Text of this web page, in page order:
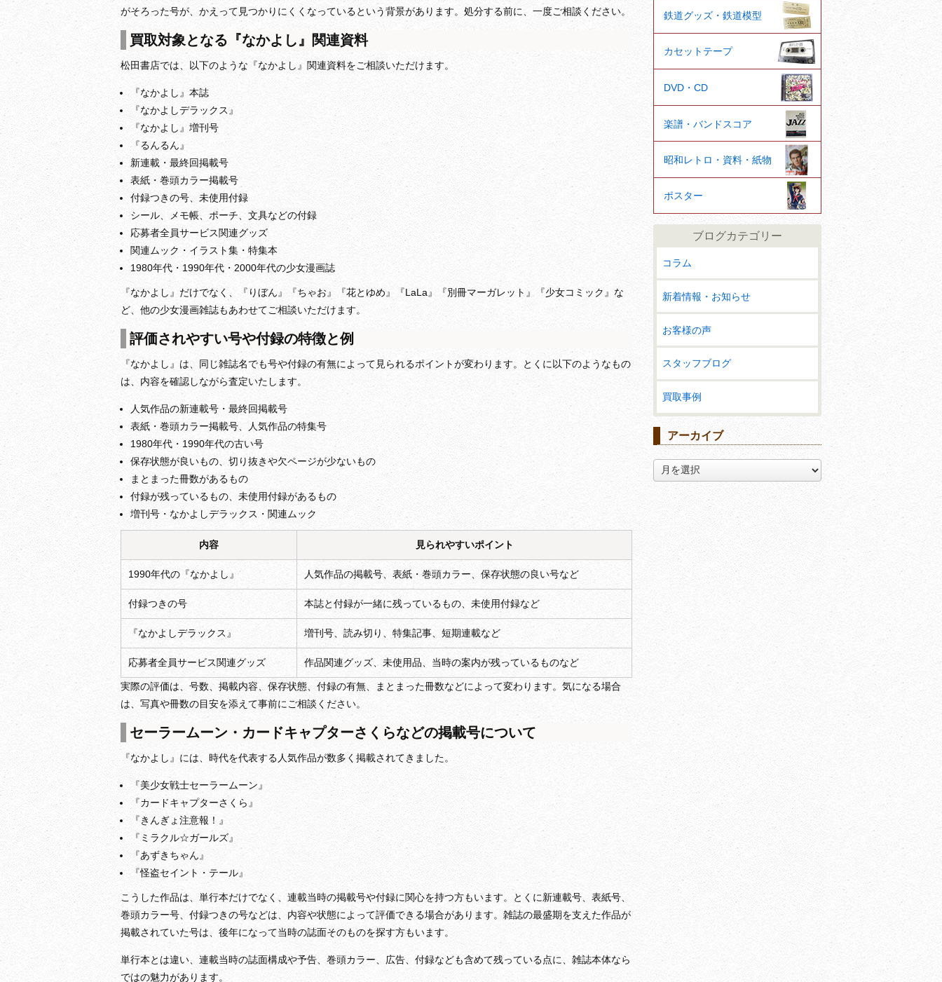
がそろった号が、かえって見つかりにくくなっているという背景があります。処分する前に、一度ご相談ください。
買取対象となる『なかよし』関連資料
松田書店では、以下のような『なかよし』関連資料をご相談いただけます。
『なかよし』本誌
『なかよしデラックス』
『なかよし』増刊号
『るんるん』
新連載・最終回掲載号
表紙・巻頭カラー掲載号
付録つきの号、未使用付録
シール、メモ帳、ポーチ、文具などの付録
応募者全員サービス関連グッズ
関連ムック・イラスト集・特集本
1980年代・1990年代・2000年代の少女漫画誌
『なかよし』だけでなく、『りぼん』『ちゃお』『花とゆめ』『LaLa』『別冊マーガレット』『少女コミック』な
ど、他の少女漫画雑誌もあわせてご相談いただけます。
評価されやすい号や付録の特徴と例
『なかよし』は、同じ雑誌名でも号や付録の有無によって見られるポイントが変わります。とくに以下のようなもの
は、内容を確認しながら査定いたします。
人気作品の新連載号・最終回掲載号
表紙・巻頭カラー掲載号、人気作品の特集号
1980年代・1990年代の古い号
保存状態が良いもの、切り抜きや欠ページが少ないもの
まとまった冊数があるもの
付録が残っているもの、未使用付録があるもの
増刊号・なかよしデラックス・関連ムック
内容 見られやすいポイント
1990年代の『なかよし』 人気作品の掲載号、表紙・巻頭カラー、保存状態の良い号など
付録つきの号 本誌と付録が一緒に残っているもの、未使用付録など
『なかよしデラックス』 増刊号、読み切り、特集記事、短期連載など
応募者全員サービス関連グッズ 作品関連グッズ、未使用品、当時の案内が残っているものなど
実際の評価は、号数、掲載内容、保存状態、付録の有無、まとまった冊数などによって変わります。気になる場合
は、写真や冊数の目安を添えて事前にご相談ください。
セーラームーン・カードキャプターさくらなどの掲載号について
『なかよし』には、時代を代表する人気作品が数多く掲載されてきました。
『美少女戦士セーラームーン』
『カードキャプターさくら』
『きんぎょ注意報！』
『ミラクル☆ガールズ』
『あずきちゃん』
『怪盗セイント・テール』
こうした作品は、単行本だけでなく、連載当時の掲載号や付録に関心を持つ方もいます。とくに新連載号、表紙号、
巻頭カラー号、付録つきの号などは、内容や状態によって評価できる場合があります。雑誌の最盛期を支えた作品が
掲載されていた号は、後年になって当時の誌面そのものを探す方もいます。
単行本とは違い、連載当時の誌面構成や予告、巻頭カラー、広告、付録なども含めて残っている点に、雑誌本体なら
ではの魅力があります。
鉄道グッズ・鉄道模型
カセットテープ
DVD・CD
楽譜・バンドスコア
昭和レトロ・資料・紙物
ポスター
ブログカテゴリー
コラム
新着情報・お知らせ
お客様の声
スタッフブログ
買取事例
アーカイブ
ー